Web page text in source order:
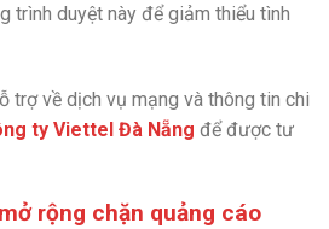
trình duyệt này để giảm thiểu tình
trợ về dịch vụ mạng và thông tin chi
ty Viettel Đà Nẵng để được tư
rộng chặn quảng cáo